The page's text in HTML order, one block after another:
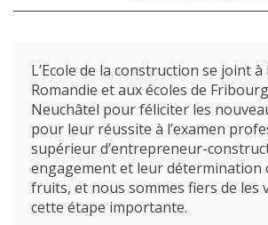
L’Ecole de la construction se joint à
Romandie et aux écoles de
Neuchâtel pour féliciter les
pour leur réussite à l’examen
supérieur d’entrepreneur-
engagement et leur
fruits, et nous sommes fiers de les
cette étape importante.